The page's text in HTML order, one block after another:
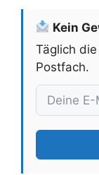
Kein
Täglich
Postfach.